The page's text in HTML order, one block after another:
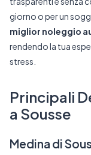
giorno o per un
miglior noleggio
rendendo la tua
stress.
Principali
a Sousse
Medina di